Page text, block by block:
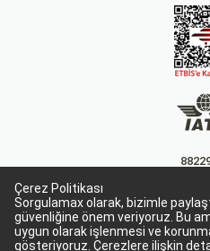
Çerez Politikası
Sorgulamax olarak, bizimle
güvenliğine önem veriyoruz. Bu
uygun olarak işlenmesi ve
gösteriyoruz. Çerezlere ilişkin